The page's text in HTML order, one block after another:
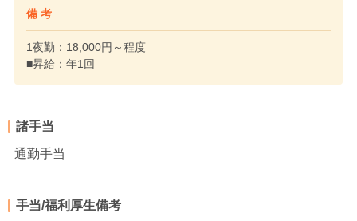
備 考
1夜勤：18,000円～程度
■昇給：年1回
諸手当
通勤手当
手当/福利厚生備考